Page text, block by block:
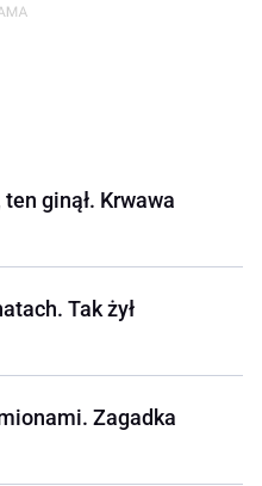
ginął. Krwawa
Tak żył
Zagadka